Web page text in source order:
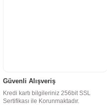
Güvenli Alışveriş
Kredi kartı bilgileriniz 256bit SSL
Sertifikası ile Korunmaktadır.